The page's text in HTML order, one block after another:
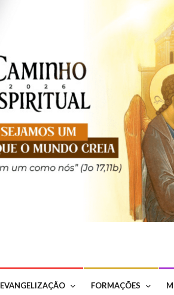
EVANGELIZAÇÃO FORMAÇÕES